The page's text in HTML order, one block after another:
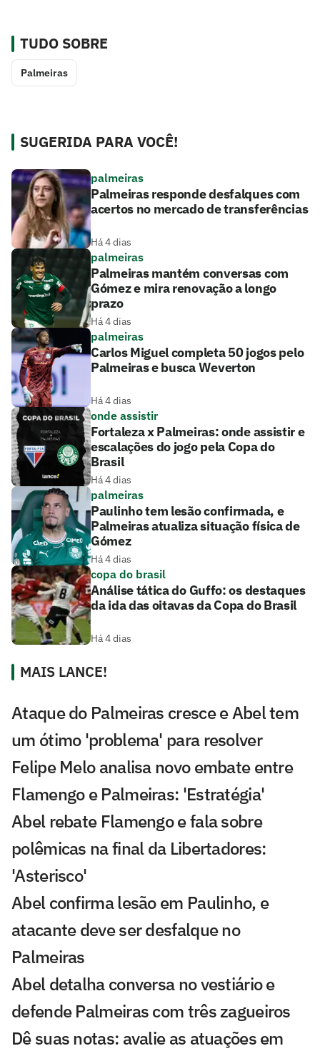
TUDO SOBRE
Palmeiras
SUGERIDA PARA VOCÊ!
palmeiras
Palmeiras responde desfalques com
acertos no mercado de transferências
Há 4 dias
palmeiras
Palmeiras mantém conversas com
Gómez e mira renovação a longo
prazo
Há 4 dias
palmeiras
Carlos Miguel completa 50 jogos pelo
Palmeiras e busca Weverton
Há 4 dias
onde assistir
Fortaleza x Palmeiras: onde assistir e
escalações do jogo pela Copa do
Brasil
Há 4 dias
palmeiras
Paulinho tem lesão confirmada, e
Palmeiras atualiza situação física de
Gómez
Há 4 dias
copa do brasil
Análise tática do Guffo: os destaques
da ida das oitavas da Copa do Brasil
Há 4 dias
MAIS LANCE!
Ataque do Palmeiras cresce e Abel tem
um ótimo 'problema' para resolver
Felipe Melo analisa novo embate entre
Flamengo e Palmeiras: 'Estratégia'
Abel rebate Flamengo e fala sobre
polêmicas na final da Libertadores:
'Asterisco'
Abel confirma lesão em Paulinho, e
atacante deve ser desfalque no
Palmeiras
Abel detalha conversa no vestiário e
defende Palmeiras com três zagueiros
Dê suas notas: avalie as atuações em